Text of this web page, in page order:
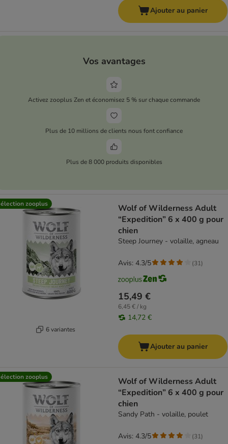
Ajouter au panier
Vos avantages
Activez zooplus Zen et économisez 5 % sur chaque commande
Plus de 10 millions de clients nous font confiance
Plus de 8 000 produits disponibles
zooplus
6 variantes
Wolf of Wilderness Adult
“Expedition” 6 x 400 g pour
chien
Steep Journey - volaille, agneau
15,49 €
6,45 € / kg
14,72 €
Avis: 4.3/5 (31)
Ajouter au panier
zooplus
Wolf of Wilderness Adult
“Expedition” 6 x 400 g pour
chien
Sandy Path - volaille, poulet
Avis: 4.3/5 (31)